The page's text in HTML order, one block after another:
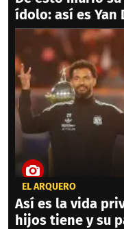
ídolo: así es Yan
EL ARQUERO
Así es la vida
hijos tiene y su